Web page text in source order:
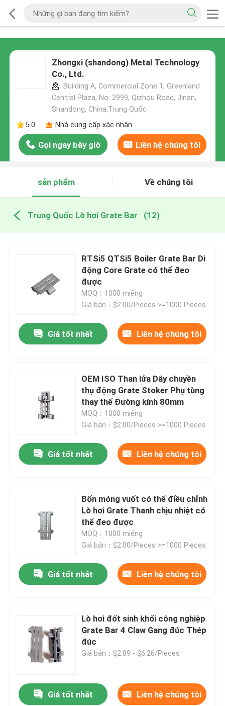
Zhongxi (shandong) Metal Technology
Co., Ltd.
Building A, Commercial Zone 1, Greenland
Central Plaza, No. 2999, Qizhou Road, Jinan,
Shandong, China,Trung Quốc
5.0
Nhà cung cấp xác nhận
Gọi ngay bây giờ Liên hệ chúng tôi
sản phẩm Về chúng tôi
Trung Quốc Lò hơi Grate Bar (12)
RTSi5 QTSi5 Boiler Grate Bar Di
động Core Grate có thể đeo
được
MOQ：1000 miếng
Giá bán：$2.00/Pieces >=1000 Pieces
Giá tốt nhất Liên hệ chúng tôi
OEM ISO Than lửa Dây chuyền
thụ động Grate Stoker Phụ tùng
thay thế Đường kính 80mm
MOQ：1000 miếng
Giá bán：$2.00/Pieces >=1000 Pieces
Giá tốt nhất Liên hệ chúng tôi
Bốn móng vuốt có thể điều chỉnh
Lò hơi Grate Thanh chịu nhiệt có
thể đeo được
MOQ：1000 miếng
Giá bán：$2.00/Pieces >=1000 Pieces
Giá tốt nhất Liên hệ chúng tôi
Lò hơi đốt sinh khối công nghiệp
Grate Bar 4 Claw Gang đúc Thép
đúc
Giá bán：$2.89 - $6.26/Pieces
Giá tốt nhất Liên hệ chúng tôi